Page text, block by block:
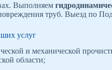
Выполняем
труб. Выезд по
услуг
и механической
области;